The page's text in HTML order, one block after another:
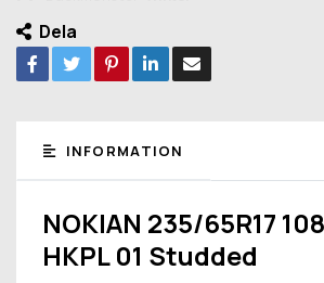
Dela
INFORMATION
NOKIAN 235/65R17
HKPL 01 Studded